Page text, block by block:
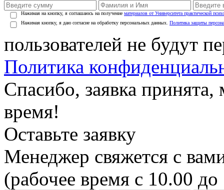
Нажимая на кнопку, я соглашаюсь на получение материалов от Университета практической
Нажимая кнопку, я даю согласие на обработку персональных данных. Политика защиты
пользователей не будут
Политика
Спасибо, заявка
время!
Оставьте заявку
Менеджер свяжется с
(рабочее время с 10.00